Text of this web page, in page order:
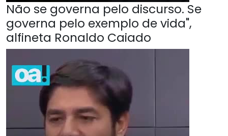
Não se governa pelo discurso. Se
governa pelo exemplo de vida",
alfineta Ronaldo Caiado